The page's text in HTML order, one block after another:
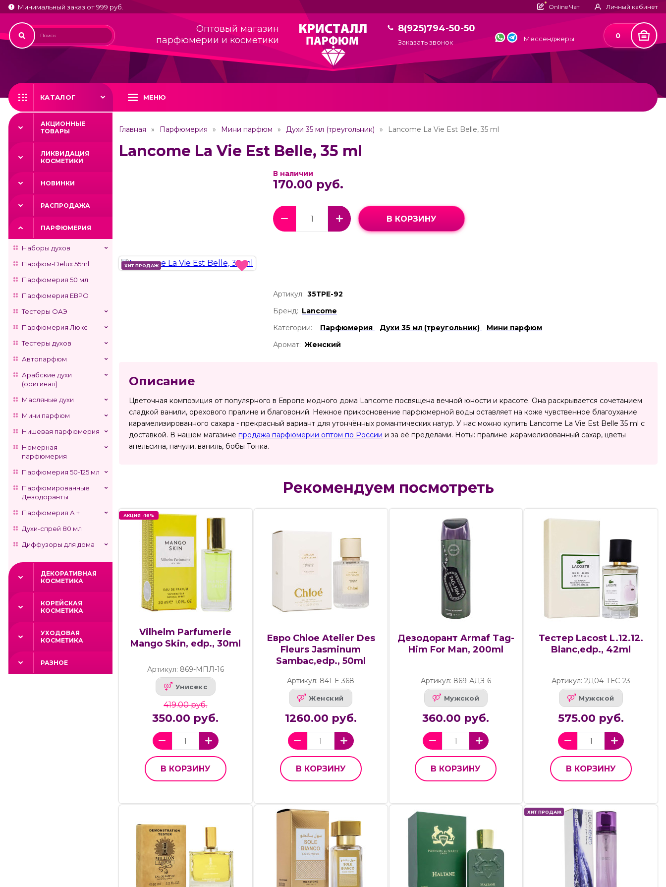
Минимальный заказ от 999 руб. Online Чат Личный кабинет
Оптовый магазин
парфюмерии и косметики
8(925)794-50-50
Заказать звонок Мессенджеры 0
КАТАЛОГ МЕНЮ
АКЦИОННЫЕ
ТОВАРЫ
ЛИКВИДАЦИЯ
КОСМЕТИКИ
НОВИНКИ
РАСПРОДАЖА
ПАРФЮМЕРИЯ
Наборы духов
Парфюм-Delux 55ml
Парфюмерия 50 мл
Парфюмерия ЕВРО
Тестеры ОАЭ
Парфюмерия Люкс
Тестеры духов
Автопарфюм
Арабские духи
(оригинал)
Масляные духи
Мини парфюм
Нишевая парфюмерия
Номерная
парфюмерия
Парфюмерия 50-125 мл
Парфюмированные
Дезодоранты
Парфюмерия А +
Духи-спрей 80 мл
Диффузоры для дома
ДЕКОРАТИВНАЯ
КОСМЕТИКА
КОРЕЙСКАЯ
КОСМЕТИКА
УХОДОВАЯ
КОСМЕТИКА
РАЗНОЕ
Главная Парфюмерия Мини парфюм Духи 35 мл (треугольник) Lancome La Vie Est Belle, 35 ml
Lancome La Vie Est Belle, 35 ml
ХИТ ПРОДАЖ
ХИТ ПРОДАЖ
В наличии
170.00 руб.
В КОРЗИНУ
Артикул: 35ТРЕ-92
Бренд: Lancome
Категории:
Парфюмерия Духи 35 мл (треугольник)
Мини парфюм
Аромат: Женский
Описание
Цветочная композиция от популярного в Европе модного дома Lancome посвящена вечной юности и красоте. Она раскрывается сочетанием
сладкой ванили, орехового пралине и благовоний. Нежное прикосновение парфюмерной воды оставляет на коже чувственное благоухание
карамелизированного сахара - прекрасный вариант для утончённых романтических натур. У нас можно купить Lancome La Vie Est Belle 35 ml с
доставкой. В нашем магазине продажа парфюмерии оптом по России и за её пределами. Ноты: пралине ,карамелизованный сахар, цветы
апельсина, пачули, ваниль, бобы Тонка.
Рекомендуем посмотреть
АКЦИЯ -16%
Vilhelm Parfumerie
Mango Skin, edp., 30ml
Артикул: 869-МПЛ-16
Унисекс
419.00 руб.
350.00 руб.
В КОРЗИНУ
Евро Chloe Atelier Des
Fleurs Jasminum
Sambac,edp., 50ml
Артикул: 841-Е-368
Женский
1260.00 руб.
В КОРЗИНУ
Дезодорант Armaf Tag-
Him For Man, 200ml
Артикул: 869-АДЗ-6
Мужской
360.00 руб.
В КОРЗИНУ
Тестер Lacost L.12.12.
Blanc,edp., 42ml
Артикул: 2Д04-ТЕС-23
Мужской
575.00 руб.
В КОРЗИНУ
ХИТ ПРОДАЖ